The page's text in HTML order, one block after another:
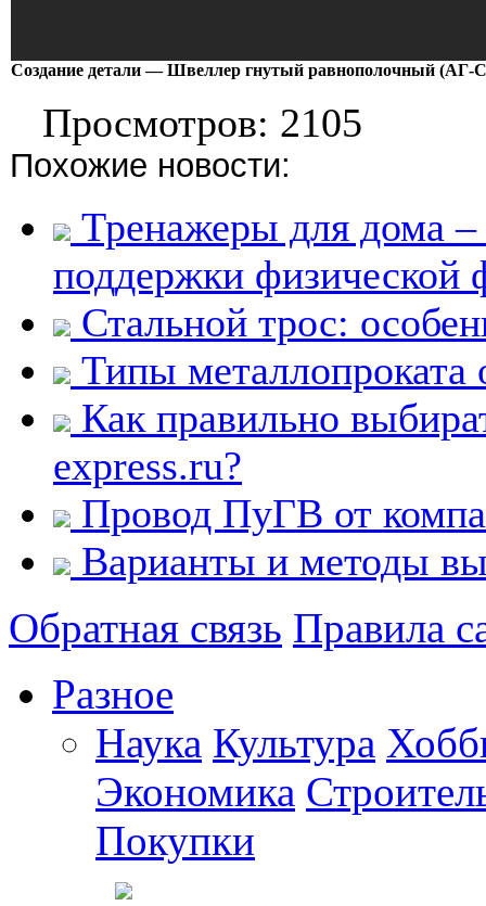
Создание детали — Швеллер гнутый равнополочный (АГ-
Просмотров: 2105
Похожие новости:
Тренажеры для дома
поддержки физической
Стальной трос:
Типы металлопроката
Как правильно
express.ru?
Провод ПуГВ от
Варианты и методы
Обратная связь Правила
Разное
Наука Культура
Экономика
Покупки